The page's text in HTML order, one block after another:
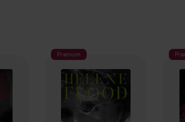
Premium